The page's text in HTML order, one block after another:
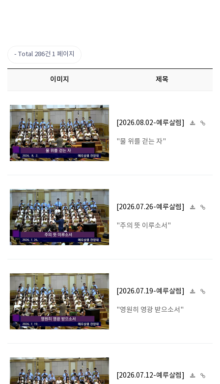
Total 286건 1 페이지
이미지 제목
[2026.08.02-예루살렘]
"물 위를 걷는 자"
[2026.07.26-예루살렘]
"주의 뜻 이루소서"
[2026.07.19-예루살렘]
"영원히 영광 받으소서"
[2026.07.12-예루살렘]